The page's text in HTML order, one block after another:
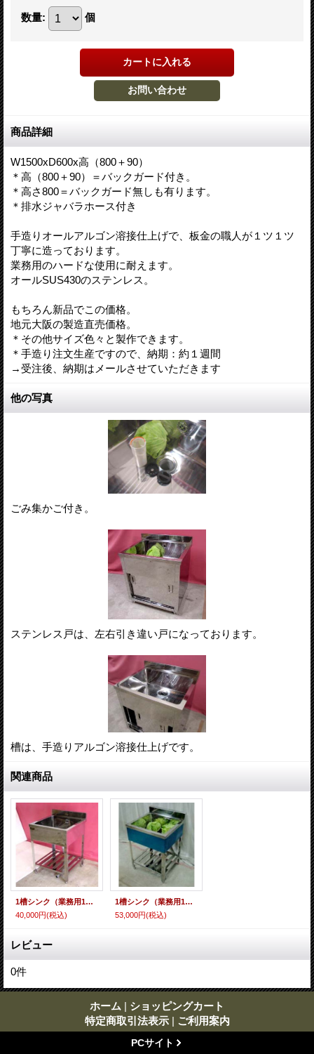
数量: 個
商品詳細
W1500xD600x高（800＋90）
＊高（800＋90）＝バックガード付き。
＊高さ800＝バックガード無しも有ります。
＊排水ジャバラホース付き
手造りオールアルゴン溶接仕上げで、板金の職人が１ツ１ツ
丁寧に造っております。
業務用のハードな使用に耐えます。
オールSUS430のステンレス。
もちろん新品でこの価格。
地元大阪の製造直売価格。
＊その他サイズ色々と製作できます。
＊手造り注文生産ですので、納期：約１週間
→受注後、納期はメールさせていただきます
他の写真
ごみ集かご付き。
ステンレス戸は、左右引き違い戸になっております。
槽は、手造りアルゴン溶接仕上げです。
関連商品
1槽シンク（業務用1槽流し台）
40,000円(税込)
1槽シンク（業務用1槽流し台）
53,000円(税込)
レビュー
0件
ホーム | ショッピングカート
特定商取引法表示 | ご利用案内
PCサイト